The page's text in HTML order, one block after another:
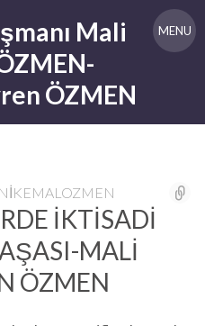
Mali
ÖZMEN
MENU
İKTİSADİ
MALİ
ÖZMEN